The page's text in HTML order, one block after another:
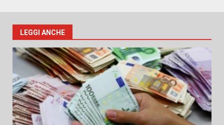
LEGGI ANCHE